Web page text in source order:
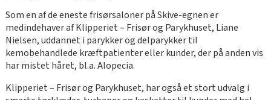
Som en af de eneste frisørsaloner på Skive-egnen er
medindehaver af Klipperiet – Frisør og Parykhuset, Liane
Nielsen, uddannet i parykker og delparykker til
kemobehandlede kræftpatienter eller kunder, der på anden vis
har mistet håret, bl.a. Alopecia.
Klipperiet – Frisør og Parykhuset, har også et stort udvalg i